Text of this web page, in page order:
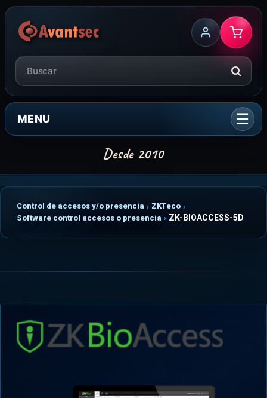
MENU
Control de accesos y/o presencia
ZKTeco
Software control accesos o presencia
ZK-BIOACCESS-5D